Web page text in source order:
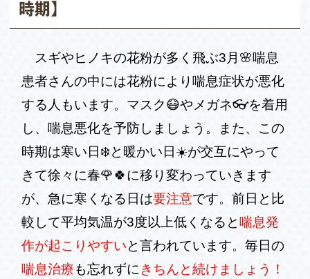
時期】
スギやヒノキの花粉が多く飛ぶ3 月🌸喘息
患者さんの中には花粉により喘息症状が悪化
する人もいます。マスク😷やメガネ👓を着用
し、喘息悪化を予防しましょう。また、この
時期は寒い日❄️と暖かい日☀️が交互にやって
きて徐々に春🌹🍀に移り変わっていきます
が、急に寒くなる日は要注意です。前日と比
較して平均気温が3度以上低くなると 喘息発
作が起こりやすいと言われています。毎日の
喘息治療も忘れずに きちんと続けましょう！